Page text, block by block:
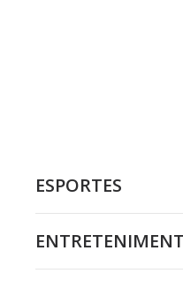
ESPORTES